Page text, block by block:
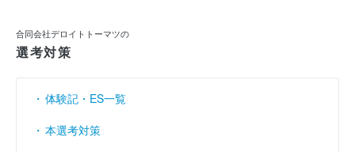
合同会社デロイトトーマツの
選考対策
体験記・ES一覧
本選考対策